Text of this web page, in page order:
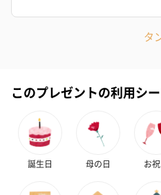
タ
このプレゼントの利用シ
誕生日 母の日 お